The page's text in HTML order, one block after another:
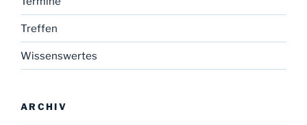
Treffen
Wissenswertes
ARCHIV